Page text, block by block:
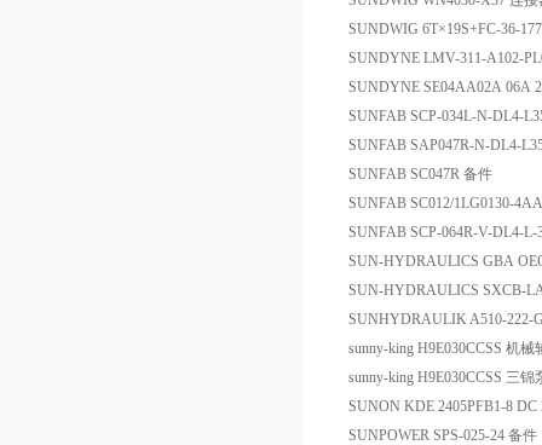
SUNDWIG 6T×19S+FC-36-
SUNDYNE LMV-311-A102-
SUNDYNE SE04AA02A 06A
SUNFAB SCP-034L-N-DL4-
SUNFAB SAP047R-N-DL4-
SUNFAB SC047R 备件
SUNFAB SC012/1LG0130-
SUNFAB SCP-064R-V-DL4-L-
SUN-HYDRAULICS GBA
SUN-HYDRAULICS SXCB-
SUNHYDRAULIK A510-222-
sunny-king H9E030CCSS 机械
sunny-king H9E030CCSS 三
SUNON KDE 2405PFB1-8
SUNPOWER SPS-025-24 备件